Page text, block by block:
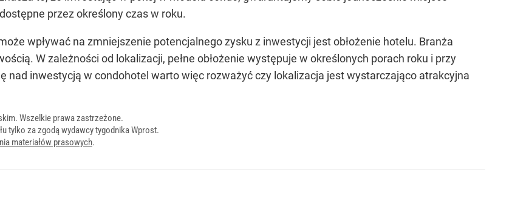
przez określony czas w roku.
wpływać na zmniejszenie potencjalnego zysku z inwestycji jest obłożenie hotelu. Branża
W zależności od lokalizacji, pełne obłożenie występuje w określonych porach roku i przy
nad inwestycją w condohotel warto więc rozważyć czy lokalizacja jest wystarczająco atrakcyjna
Wszelkie prawa zastrzeżone.
tylko za zgodą wydawcy tygodnika Wprost.
materiałów prasowych.